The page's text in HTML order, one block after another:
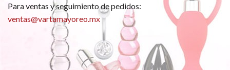
Para ventas y seguimiento de pedidos:
ventas@vartamayoreo.mx